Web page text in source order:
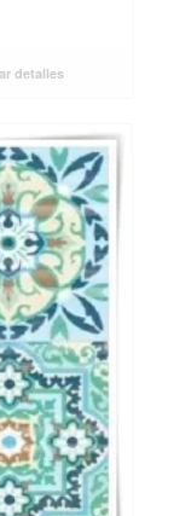
detalles